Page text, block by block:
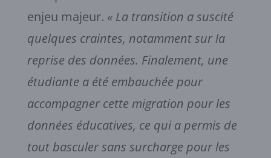
enjeu majeur. « La transition a suscité
quelques craintes, notamment sur la
reprise des données. Finalement, une
étudiante a été embauchée pour
accompagner cette migration pour les
données éducatives, ce qui a permis de
tout basculer sans surcharge pour les